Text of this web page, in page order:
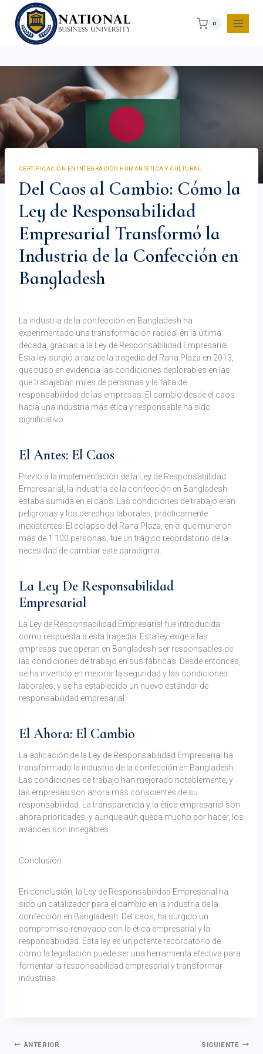
0
CERTIFICACIÓN EN INTEGRACIÓN HUMANÍSTICA Y CULTURAL
Del Caos al Cambio: Cómo la
Ley de Responsabilidad
Empresarial Transformó la
Industria de la Confección en
Bangladesh
La industria de la confección en Bangladesh ha
experimentado una transformación radical en la última
década, gracias a la Ley de Responsabilidad Empresarial.
Esta ley surgió a raíz de la tragedia del Rana Plaza en 2013,
que puso en evidencia las condiciones deplorables en las
que trabajaban miles de personas y la falta de
responsabilidad de las empresas. El cambio desde el caos
hacia una industria más ética y responsable ha sido
significativo.
El Antes: El Caos
Previo a la implementación de la Ley de Responsabilidad
Empresarial, la industria de la confección en Bangladesh
estaba sumida en el caos. Las condiciones de trabajo eran
peligrosas y los derechos laborales, prácticamente
inexistentes. El colapso del Rana Plaza, en el que murieron
más de 1.100 personas, fue un trágico recordatorio de la
necesidad de cambiar este paradigma.
La Ley De Responsabilidad
Empresarial
La Ley de Responsabilidad Empresarial fue introducida
como respuesta a esta tragedia. Esta ley exige a las
empresas que operan en Bangladesh ser responsables de
las condiciones de trabajo en sus fábricas. Desde entonces,
se ha invertido en mejorar la seguridad y las condiciones
laborales, y se ha establecido un nuevo estándar de
responsabilidad empresarial.
El Ahora: El Cambio
La aplicación de la Ley de Responsabilidad Empresarial ha
transformado la industria de la confección en Bangladesh.
Las condiciones de trabajo han mejorado notablemente, y
las empresas son ahora más conscientes de su
responsabilidad. La transparencia y la ética empresarial son
ahora prioridades, y aunque aún queda mucho por hacer, los
avances son innegables.
Conclusión
En conclusión, la Ley de Responsabilidad Empresarial ha
sido un catalizador para el cambio en la industria de la
confección en Bangladesh. Del caos, ha surgido un
compromiso renovado con la ética empresarial y la
responsabilidad. Esta ley es un potente recordatorio de
cómo la legislación puede ser una herramienta efectiva para
fomentar la responsabilidad empresarial y transformar
industrias.
ANTERIOR SIGUIENTE